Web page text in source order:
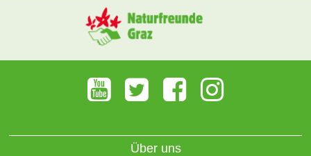
Über uns